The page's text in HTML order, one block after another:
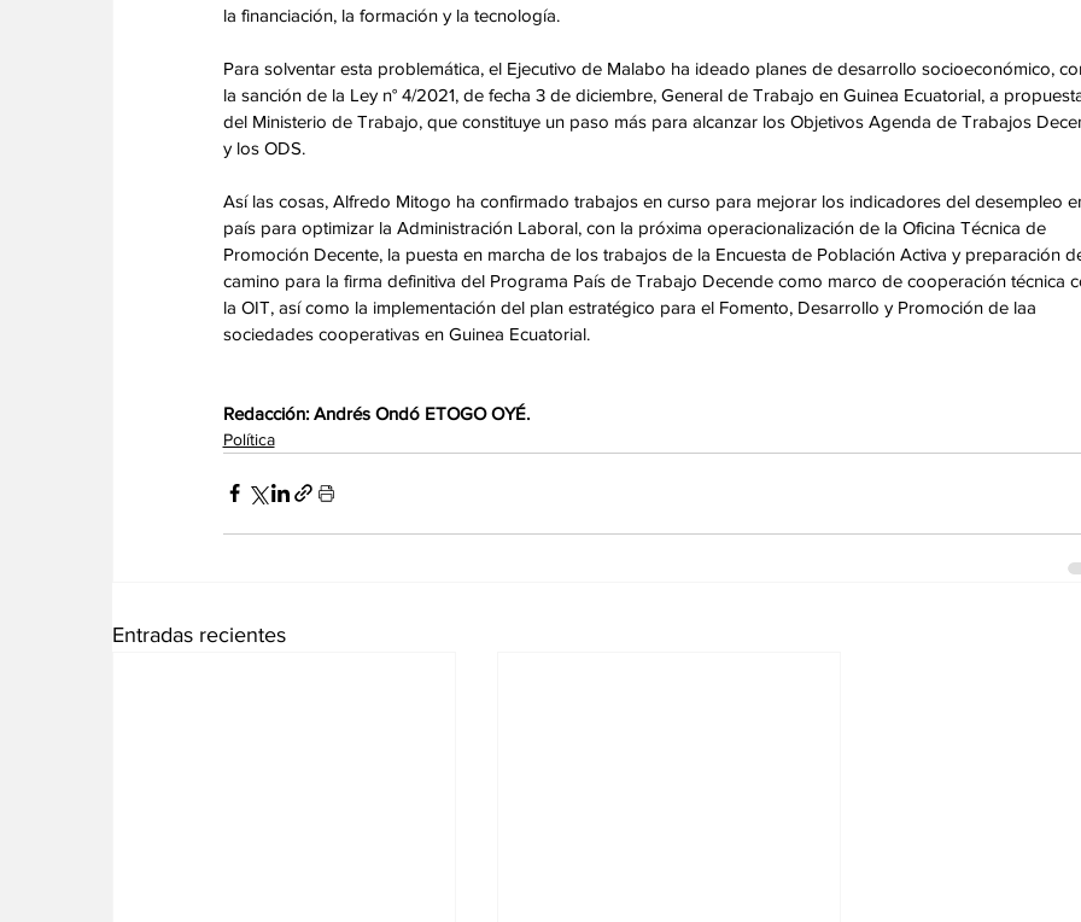
la financiación, la formación y la tecnología.
‎Para solventar esta problemática, el Ejecutivo de Malabo ha ideado planes de desarrollo socioeconómico,
la sanción de la Ley n° 4/2021, de fecha 3 de diciembre, General de Trabajo en Guinea Ecuatorial, a
del Ministerio de Trabajo, que constituye un paso más para alcanzar los Objetivos Agenda de Trabajos
y los ODS.
‎Así las cosas, Alfredo Mitogo ha confirmado trabajos en curso para mejorar los indicadores del desempleo
país para optimizar la Administración Laboral, con la próxima operacionalización de la Oficina Técnica de
Promoción Decente, la puesta en marcha de los trabajos de la Encuesta de Población Activa y preparación
camino para la firma definitiva del Programa País de Trabajo Decende como marco de cooperación técnica
la OIT, así como la implementación del plan estratégico para el Fomento, Desarrollo y Promoción de laa
sociedades cooperativas en Guinea Ecuatorial.
‎Redacción: Andrés Ondó ETOGO OYÉ.
Política
Entradas recientes